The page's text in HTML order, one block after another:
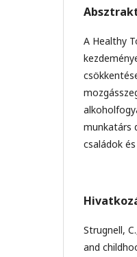
A Healthy
munkatárs
családok
Strugnell,
and